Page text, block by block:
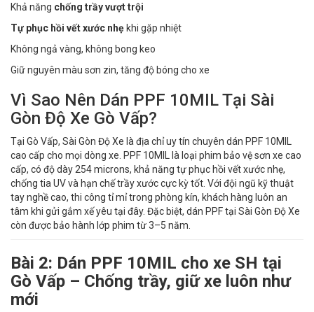
Khả năng chống trầy vượt trội
Tự phục hồi vết xước nhẹkhi gặp nhiệt
Không ngả vàng, không bong keo
Giữ nguyên màu sơn zin, tăng độ bóng cho xe
Vì Sao Nên Dán PPF 10MIL Tại Sài
Gòn Độ Xe Gò Vấp?
Tại Gò Vấp, Sài Gòn Độ Xe là địa chỉ uy tín chuyên dán PPF 10MIL
cao cấp cho mọi dòng xe. PPF 10MIL là loại phim bảo vệ sơn xe cao
cấp, có độ dày 254 microns, khả năng tự phục hồi vết xước nhẹ,
chống tia UV và hạn chế trầy xước cực kỳ tốt. Với đội ngũ kỹ thuật
tay nghề cao, thi công tỉ mỉ trong phòng kín, khách hàng luôn an
tâm khi gửi gắm xế yêu tại đây. Đặc biệt, dán PPF tại Sài Gòn Độ Xe
còn được bảo hành lớp phim từ 3–5 năm.
Bài 2: Dán PPF 10MIL cho xe SH tại
Gò Vấp – Chống trầy, giữ xe luôn như
mới